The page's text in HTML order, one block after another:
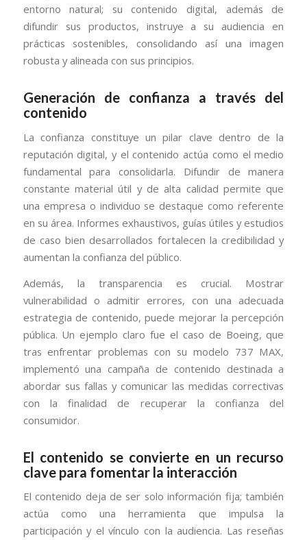
entorno natural; su contenido digital, además de
difundir sus productos, instruye a su audiencia en
prácticas sostenibles, consolidando así una imagen
robusta y alineada con sus principios.
Generación de confianza a través del
contenido
La confianza constituye un pilar clave dentro de la
reputación digital, y el contenido actúa como el medio
fundamental para consolidarla. Difundir de manera
constante material útil y de alta calidad permite que
una empresa o individuo se destaque como referente
en su área. Informes exhaustivos, guías útiles y estudios
de caso bien desarrollados fortalecen la credibilidad y
aumentan la confianza del público.
Además, la transparencia es crucial. Mostrar
vulnerabilidad o admitir errores, con una adecuada
estrategia de contenido, puede mejorar la percepción
pública. Un ejemplo claro fue el caso de Boeing, que
tras enfrentar problemas con su modelo 737 MAX,
implementó una campaña de contenido destinada a
abordar sus fallas y comunicar las medidas correctivas
con la finalidad de recuperar la confianza del
consumidor.
El contenido se convierte en un recurso
clave para fomentar la interacción
El contenido deja de ser solo información fija; también
actúa como una herramienta que impulsa la
participación y el vínculo con la audiencia. Las reseñas